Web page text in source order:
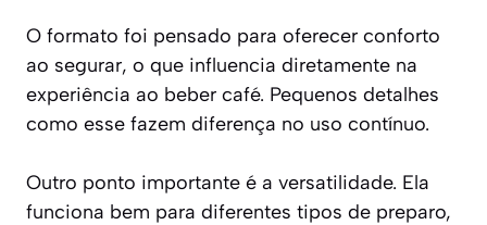
O formato foi pensado para oferecer conforto
ao segurar, o que influencia diretamente na
experiência ao beber café. Pequenos detalhes
como esse fazem diferença no uso contínuo.
Outro ponto importante é a versatilidade. Ela
funciona bem para diferentes tipos de preparo,